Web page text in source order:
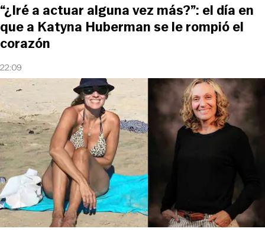
22:09
“¿Iré a actuar alguna vez más?”: el día en
que a Katyna Huberman se le rompió el
corazón